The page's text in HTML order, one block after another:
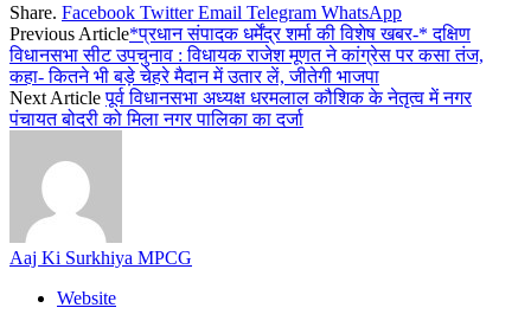
Share. Facebook Twitter Email Telegram WhatsApp
Previous Article*प्रधान संपादक धर्मेंद्र शर्मा की विशेष खबर-* दक्षिण
विधानसभा सीट उपचुनाव : विधायक राजेश मूणत ने कांग्रेस पर कसा तंज,
कहा- कितने भी बड़े चेहरे मैदान में उतार लें, जीतेगी भाजपा
Next Articleपूर्व विधानसभा अध्यक्ष धरमलाल कौशिक के नेतृत्व में नगर
पंचायत बोदरी को मिला नगर पालिका का दर्जा
Aaj Ki Surkhiya MPCG
Website